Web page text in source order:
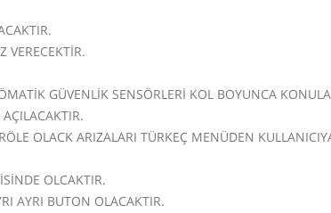
VERECEKTİR.
GÜVENLİK SENSÖRLERİ KOL BOYUNCA
OLACK ARIZALARI TÜRKEÇ MENÜDEN
OLCAKTIR.
AYRI BUTON OLACAKTIR.